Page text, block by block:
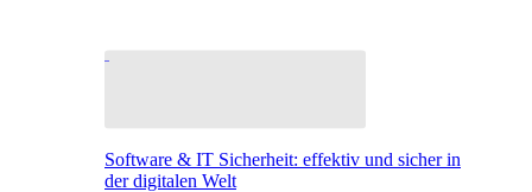
Software & IT Sicherheit: effektiv und sicher in
der digitalen Welt